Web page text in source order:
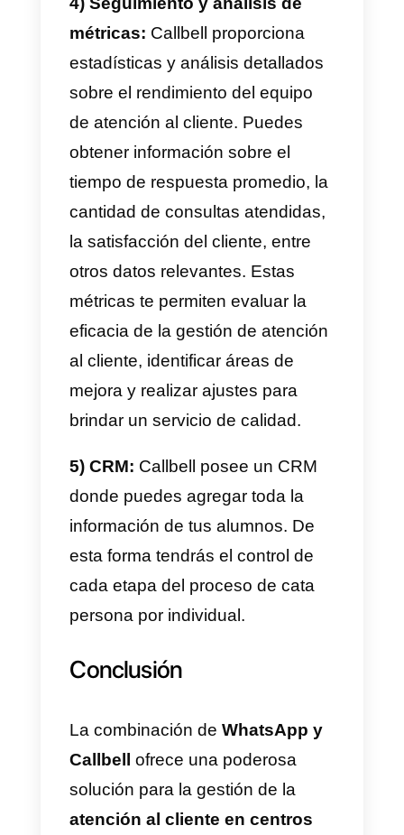
esta forma tendrás el control de
cada etapa del proceso de cata
persona por individual.
¿Cómo el uso de
WhatsApp y Callbell
ayudar en la gestión de la
atención al cliente de
centros educativos?
El uso de WhatsApp y Callbell
gestión de la atención al cliente
de centros educativos. Aquí te
presento algunas formas en las
que estas herramientas pueden
contribuir a mejorar la atención al
cliente en este contexto:
accesible:WhatsApp y Callbell
permiten establecer una
comunicación directa y accesible